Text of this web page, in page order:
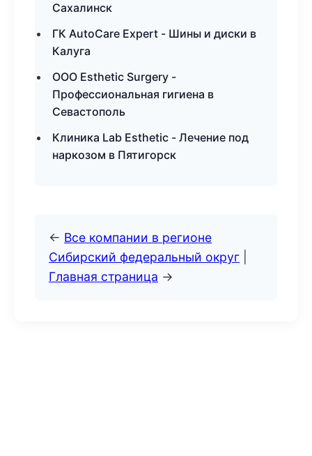
Сахалинск
ГК AutoCare Expert - Шины и диски в
Калуга
ООО Esthetic Surgery -
Профессиональная гигиена в
Севастополь
Клиника Lab Esthetic - Лечение под
наркозом в Пятигорск
← Все компании в регионе
Сибирский федеральный округ
Главная страница →